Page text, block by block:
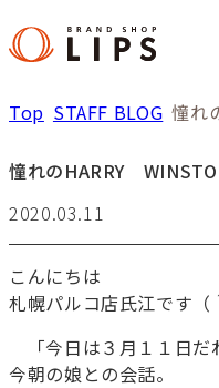
Top STAFF BLOG 憧れ
憧れのHARRY
2020.03.11
こんにちは
札幌パルコ店氏江です（
「今日は３月１１日だ
今朝の娘との会話。